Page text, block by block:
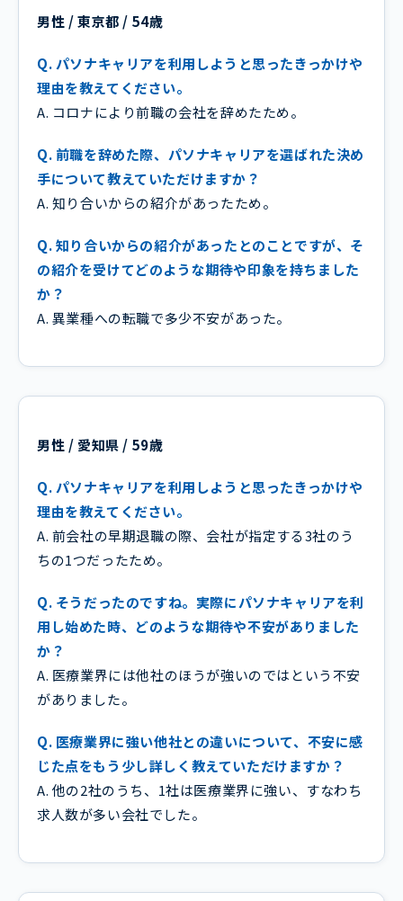
男性 / 東京都 / 54歳
Q. パソナキャリアを利用しようと思ったきっかけや
理由を教えてください。
A. コロナにより前職の会社を辞めたため。
Q. 前職を辞めた際、パソナキャリアを選ばれた決め
手について教えていただけますか？
A. 知り合いからの紹介があったため。
Q. 知り合いからの紹介があったとのことですが、そ
の紹介を受けてどのような期待や印象を持ちました
か？
A. 異業種への転職で多少不安があった。
男性 / 愛知県 / 59歳
Q. パソナキャリアを利用しようと思ったきっかけや
理由を教えてください。
A. 前会社の早期退職の際、会社が指定する3社のう
ちの1つだったため。
Q. そうだったのですね。実際にパソナキャリアを利
用し始めた時、どのような期待や不安がありました
か？
A. 医療業界には他社のほうが強いのではという不安
がありました。
Q. 医療業界に強い他社との違いについて、不安に感
じた点をもう少し詳しく教えていただけますか？
A. 他の2社のうち、1社は医療業界に強い、すなわち
求人数が多い会社でした。